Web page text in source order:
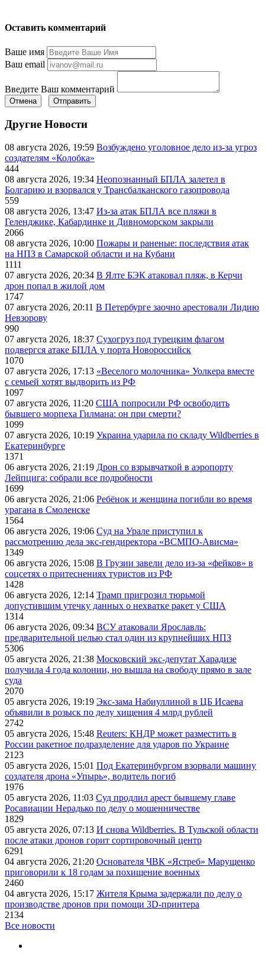
Оставить комментарий
Ваше имя
Ваш email
Введите Ваш комментарий
Отмена Отправить
Другие Новости
08 августа 2026, 19:59 Возбуждено уголовное дело из-за угроз
создателям «Колобка»
444
08 августа 2026, 19:34 Неопознанный БПЛА залетел в
Болгарию и взорвался у Трансбалканского газопровода
559
08 августа 2026, 13:47 Из-за атак БПЛА все пляжи в
Геленджике, Кабардинке и Дивноморском закрыли
2066
08 августа 2026, 10:00 Пожары и раненые: последствия атак
на НПЗ в Самарской области и на Кубани
1111
07 августа 2026, 20:34 В Ялте БЭК атаковал пляж, в Керчи
дрон попал в жилой дом
1747
07 августа 2026, 20:11 В Петербурге заочно арестовали Лидию
Невзорову
990
07 августа 2026, 18:37 Сухогруз под турецким флагом
подвергся атаке БПЛА у порта Новороссийск
1070
07 августа 2026, 17:13 «Веселого молочника» Уолкера вместе
с семьей хотят выдворить из РФ
1097
07 августа 2026, 11:20 США попросили РФ освободить
бывшего морпеха Гилмана: он при смерти?
1099
07 августа 2026, 10:19 Украина ударила по складу Wildberries в
Екатеринбурге
1371
06 августа 2026, 21:19 Дрон со взрывчаткой в аэропорту
Лейпцига: собрали все подробности
1699
06 августа 2026, 21:06 Ребёнок и женщина погибли во время
урагана в Смоленске
1564
06 августа 2026, 19:06 Суд на Урале приступил к
рассмотрению дела экс-гендиректора «ВСМПО-Ависма»
1349
06 августа 2026, 15:08 В Грузии завели дело из-за «фейков» в
соцсетях о притеснениях туристов из РФ
1428
06 августа 2026, 12:14 Трамп пригрозил тюрьмой
допустившим утечку данных о нехватке ракет у США
1314
06 августа 2026, 09:34 ВСУ атаковали Ярославль:
предварительной целью стал один из крупнейших НПЗ
5306
05 августа 2026, 21:38 Московский экс-депутат Харадизе
получила 4 года колонии, но вышла на свободу прямо в зале
суда
2070
05 августа 2026, 19:19 Экс-зама Набиуллиной в ЦБ Исаева
объявили в розыск по делу хищения 4 млрд рублей
2742
05 августа 2026, 15:48 Reuters: КНДР может разместить в
России ракетное подразделение для ударов по Украине
2123
05 августа 2026, 15:01 Под Екатеринбургом взорвали машину
создателя дрона «Упырь», водитель погиб
1976
05 августа 2026, 11:03 Суд продлил арест бывшему главе
Росавиации Нерадько по делу о мошенничестве
1829
05 августа 2026, 07:13 И снова Wildberries. В Тульской области
после атаки дронов горит сортировочный центр
6291
04 августа 2026, 21:20 Основателя ЧВК «Ястреб» Марущенко
приговорили к 18 годам за похищение военных
2460
04 августа 2026, 15:17 Жителя Крыма задержали по делу о
производстве дронов при помощи 3D‑принтера
2134
Все новости